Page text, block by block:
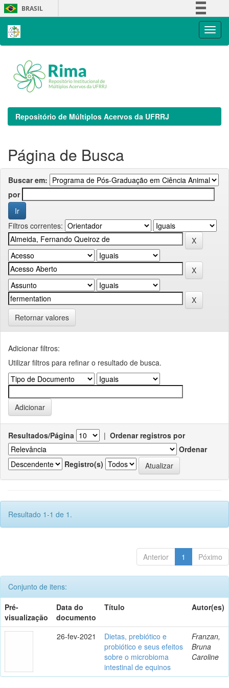
Skip
navigation
BRASIL
Repositório de Múltiplos Acervos da UFRRJ
Página de Busca
Buscar em:
por
Filtros correntes:
Retornar valores
Adicionar filtros:
Utilizar filtros para refinar o resultado de busca.
Resultados/Página | Ordenar registros por
Ordenar
Registro(s)
Resultado 1-1 de 1.
Anterior 1 Póximo
Conjunto de itens:
Pré-
visualização
Data do
documento
Título Autor(es)
26-fev-2021
Dietas, prebiótico e
probiótico e seus efeitos
sobre o microbioma
intestinal de equinos
Franzan,
Bruna
Caroline